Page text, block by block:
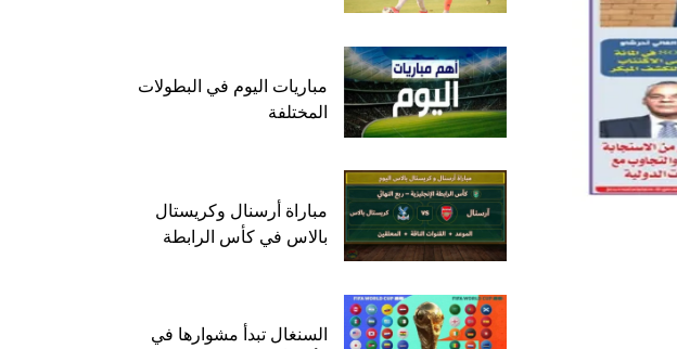
مباريات اليوم في البطولات
المختلفة
مباراة أرسنال وكريستال
بالاس في كأس الرابطة
السنغال تبدأ مشوارها في